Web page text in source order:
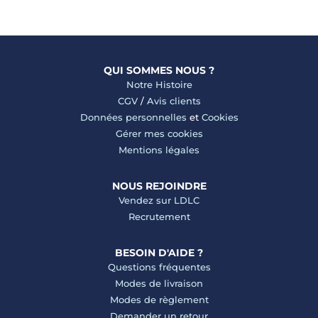
QUI SOMMES NOUS ?
Notre Histoire
CGV/ Avis clients
Données personnelles et Cookies
Gérer mes cookies
Mentions légales
NOUS REJOINDRE
Vendez sur LDLC
Recrutement
BESOIN D'AIDE ?
Questions fréquentes
Modes de livraison
Modes de règlement